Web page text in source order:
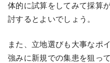
体的に試算をしてみて採算
討するとよいでしょう。
また、立地選びも大事なポ
強みに新規での集患を狙っ